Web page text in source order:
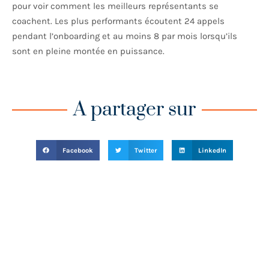
pour voir comment les meilleurs représentants se
coachent. Les plus performants écoutent 24 appels
pendant l’onboarding et au moins 8 par mois lorsqu’ils
sont en pleine montée en puissance.
A partager sur
Facebook Twitter LinkedIn